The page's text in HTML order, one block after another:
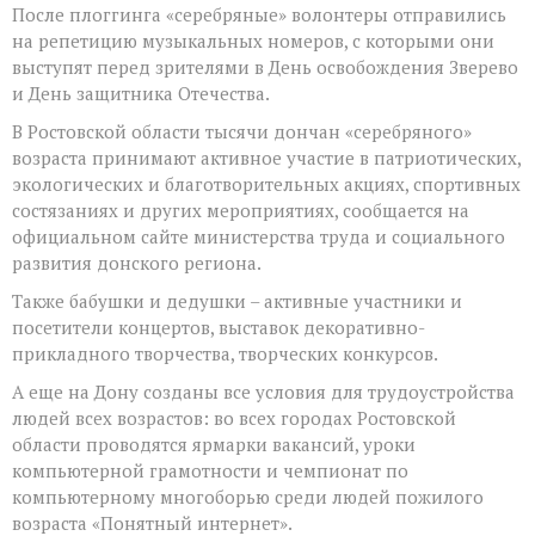
После плоггинга «серебряные» волонтеры отправились
на репетицию музыкальных номеров, с которыми они
выступят перед зрителями в День освобождения Зверево
и День защитника Отечества.
В Ростовской области тысячи дончан «серебряного»
возраста принимают активное участие в патриотических,
экологических и благотворительных акциях, спортивных
состязаниях и других мероприятиях, сообщается на
официальном сайте министерства труда и социального
развития донского региона.
Также бабушки и дедушки – активные участники и
посетители концертов, выставок декоративно-
прикладного творчества, творческих конкурсов.
А еще на Дону созданы все условия для трудоустройства
людей всех возрастов: во всех городах Ростовской
области проводятся ярмарки вакансий, уроки
компьютерной грамотности и чемпионат по
компьютерному многоборью среди людей пожилого
возраста «Понятный интернет».